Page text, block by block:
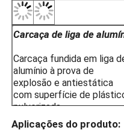
Carcaça de liga de
Carcaça fundida em liga
alumínio à prova de
explosão e antiestática
com superfície de
pulverizada
eletrostaticamente para
Aplicações do produto: